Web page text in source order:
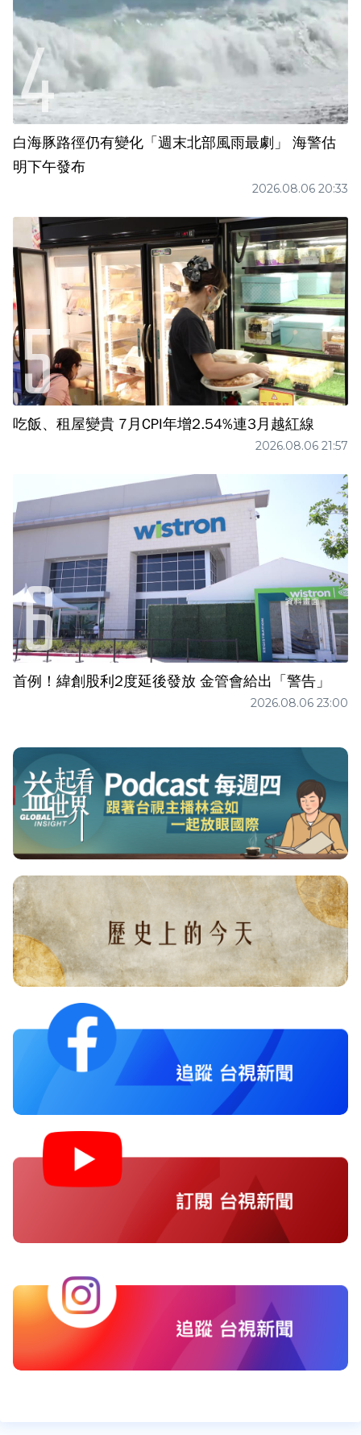
白海豚路徑仍有變化「週末北部風雨最劇」 海警估
明下午發布
2026.08.06 20:33
吃飯、租屋變貴 7月CPI年增2.54%連3月越紅線
2026.08.06 21:57
首例！緯創股利2度延後發放 金管會給出「警告」
2026.08.06 23:00